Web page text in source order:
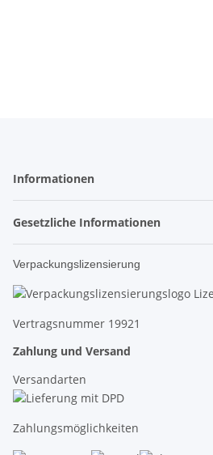
Informationen
Gesetzliche Informationen
Verpackungslizensierung
Vertragsnummer 19921
Zahlung und Versand
Versandarten
Zahlungsmöglichkeiten